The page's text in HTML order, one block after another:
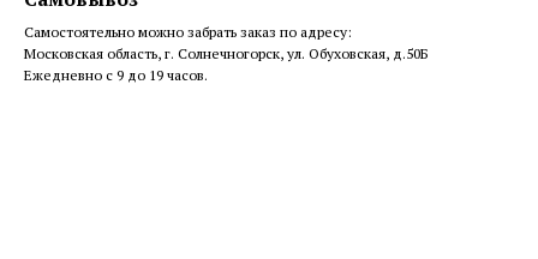
Самостоятельно можно забрать заказ по адресу:
Московская область, г. Солнечногорск, ул. Обуховская, д.50Б
Ежедневно с 9 до 19 часов.